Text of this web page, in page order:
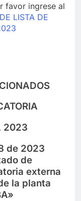
favor ingrese al
LISTA DE
2023
de 2023
de
externa
la planta